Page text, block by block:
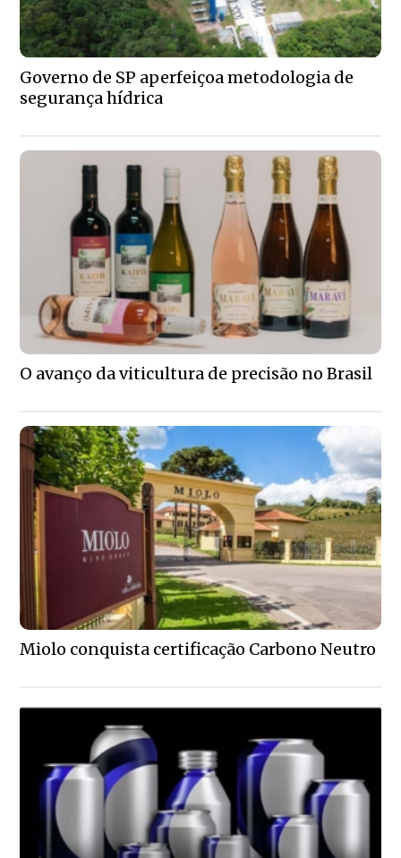
Governo de SP aperfeiçoa metodologia de
segurança hídrica
O avanço da viticultura de precisão no Brasil
Miolo conquista certificação Carbono Neutro